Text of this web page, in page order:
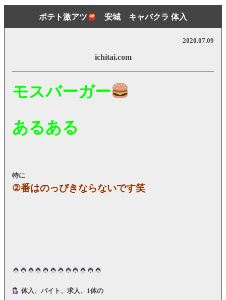
ポテト激アツ 安城 キャバクラ 体入
2020.07.09
ichitai.com
モスバーガー
あるある
特に
②番はのっぴきならないです笑
体入、バイト、求人、1体の